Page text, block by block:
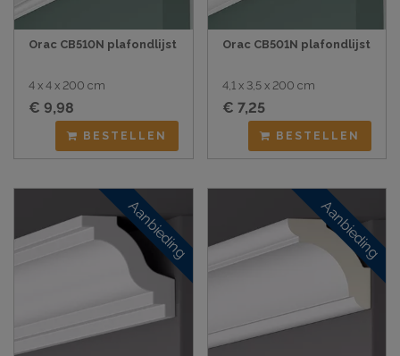
Orac CB510N plafondlijst
4 x 4 x 200 cm
€ 9,98
BESTELLEN
Orac CB501N plafondlijst
4,1 x 3,5 x 200 cm
€ 7,25
BESTELLEN
Aanbieding Aanbieding